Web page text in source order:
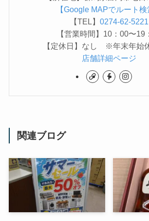
【Google MAPでルート検
【TEL】 0274-62-5221
【営業時間】10：00〜19
【定休日】なし ※年末年始
店舗詳細ページ
関連ブログ